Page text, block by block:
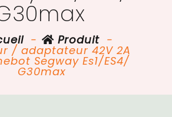
- Produit-
/ adaptateur 42V 2A
Segway Es1/ES4/
G30max